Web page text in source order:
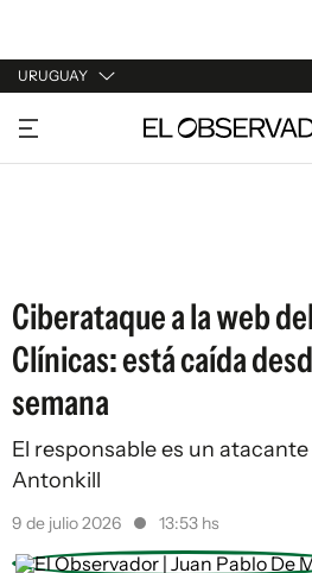
URUGUAY
URUGUAY
ARGENTINA
Ciberataque a la web
Clínicas: está caída
semana
El responsable es un
Antonkill
9 de julio 2026 13:53 hs